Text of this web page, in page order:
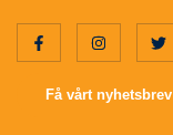
Få vårt nyhetsbrev